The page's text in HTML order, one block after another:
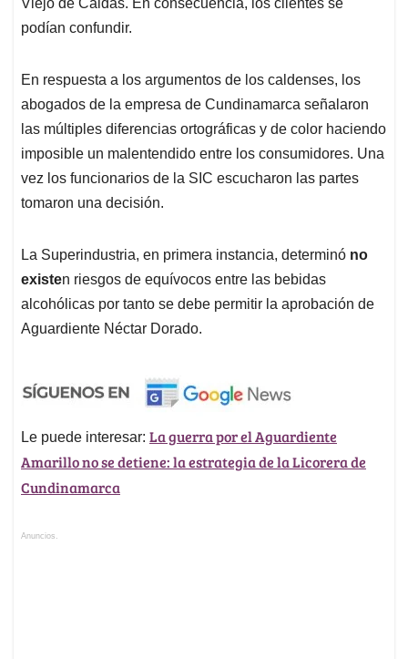
Viejo de Caldas. En consecuencia, los clientes se
podían confundir.
En respuesta a los argumentos de los caldenses, los
abogados de la empresa de Cundinamarca señalaron
las múltiples diferencias ortográficas y de color haciendo
imposible un malentendido entre los consumidores. Una
vez los funcionarios de la SIC escucharon las partes
tomaron una decisión.
La Superindustria, en primera instancia, determinó no
existen riesgos de equívocos entre las bebidas
alcohólicas por tanto se debe permitir la aprobación de
Aguardiente Néctar Dorado.
Le puede interesar: La guerra por el Aguardiente
Amarillo no se detiene: la estrategia de la Licorera de
Cundinamarca
Anuncios.